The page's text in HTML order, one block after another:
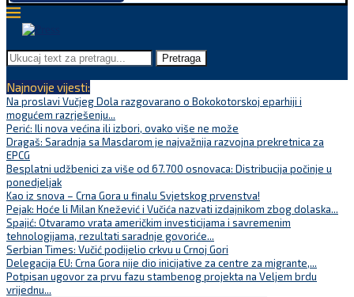
Pretraga
Najnovije vijesti:
Na proslavi Vučjeg Dola razgovarano o Bokokotorskoj eparhiji i
mogućem razrješenju...
Perić: Ili nova većina ili izbori, ovako više ne može
Dragaš: Saradnja sa Masdarom je najvažnija razvojna prekretnica za
EPCG
Besplatni udžbenici za više od 67.700 osnovaca: Distribucija počinje u
ponedjeljak
Kao iz snova – Crna Gora u finalu Svjetskog prvenstva!
Pejak: Hoće li Milan Knežević i Vučića nazvati izdajnikom zbog dolaska...
Spajić: Otvaramo vrata američkim investicijama i savremenim
tehnologijama, rezultati saradnje govoriće...
Serbian Times: Vučić podijelio crkvu u Crnoj Gori
Delegacija EU: Crna Gora nije dio inicijative za centre za migrante,...
Potpisan ugovor za prvu fazu stambenog projekta na Veljem brdu
vrijednu...